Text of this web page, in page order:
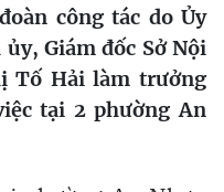
công tác do Ủy
Giám đốc Sở Nội
Tố Hải làm trưởng
tại 2 phường An